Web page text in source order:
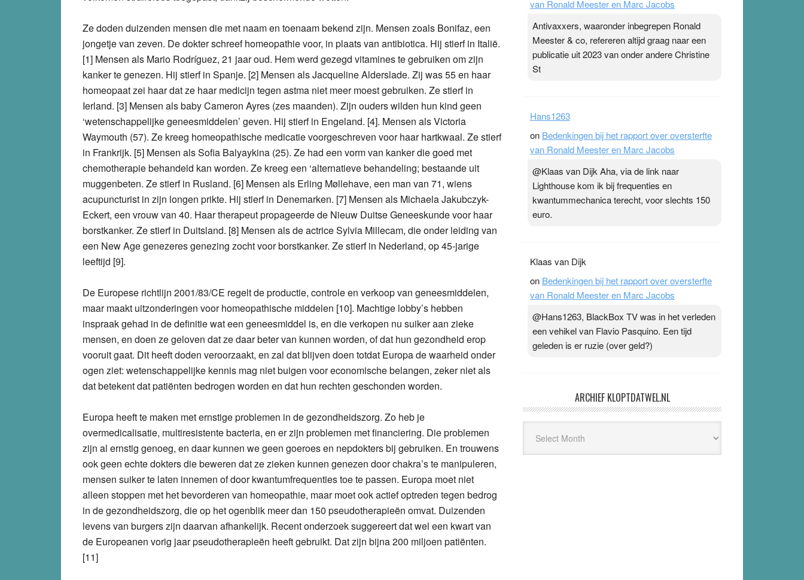
Ze doden duizenden mensen die met naam en toenaam bekend zijn. Mensen zoals Bonifaz, een
jongetje van zeven. De dokter schreef homeopathie voor, in plaats van antibiotica. Hij stierf in Italië.
[1] Mensen als Mario Rodríguez, 21 jaar oud. Hem werd gezegd vitamines te gebruiken om zijn
kanker te genezen. Hij stierf in Spanje. [2] Mensen als Jacqueline Alderslade. Zij was 55 en haar
homeopaat zei haar dat ze haar medicijn tegen astma niet meer moest gebruiken. Ze stierf in
Ierland. [3] Mensen als baby Cameron Ayres (zes maanden). Zijn ouders wilden hun kind geen
‘wetenschappelijke geneesmiddelen’ geven. Hij stierf in Engeland. [4]. Mensen als Victoria
Waymouth (57). Ze kreeg homeopathische medicatie voorgeschreven voor haar hartkwaal. Ze stierf
in Frankrijk. [5] Mensen als Sofia Balyaykina (25). Ze had een vorm van kanker die goed met
chemotherapie behandeld kan worden. Ze kreeg een ‘alternatieve behandeling; bestaande uit
muggenbeten. Ze stierf in Rusland. [6] Mensen als Erling Møllehave, een man van 71, wiens
acupuncturist in zijn longen prikte. Hij stierf in Denemarken. [7] Mensen als Michaela Jakubczyk-
Eckert, een vrouw van 40. Haar therapeut propageerde de Nieuw Duitse Geneeskunde voor haar
borstkanker. Ze stierf in Duitsland. [8] Mensen als de actrice Sylvia Millecam, die onder leiding van
een New Age genezeres genezing zocht voor borstkanker. Ze stierf in Nederland, op 45-jarige
leeftijd [9].
De Europese richtlijn 2001/83/CE regelt de productie, controle en verkoop van geneesmiddelen,
maar maakt uitzonderingen voor homeopathische middelen [10]. Machtige lobby’s hebben
inspraak gehad in de definitie wat een geneesmiddel is, en die verkopen nu suiker aan zieke
mensen, en doen ze geloven dat ze daar beter van kunnen worden, of dat hun gezondheid erop
vooruit gaat. Dit heeft doden veroorzaakt, en zal dat blijven doen totdat Europa de waarheid onder
ogen ziet: wetenschappelijke kennis mag niet buigen voor economische belangen, zeker niet als
dat betekent dat patiënten bedrogen worden en dat hun rechten geschonden worden.
Europa heeft te maken met ernstige problemen in de gezondheidszorg. Zo heb je
overmedicalisatie, multiresistente bacteria, en er zijn problemen met financiering. Die problemen
zijn al ernstig genoeg, en daar kunnen we geen goeroes en nepdokters bij gebruiken. En trouwens
ook geen echte dokters die beweren dat ze zieken kunnen genezen door chakra’s te manipuleren,
mensen suiker te laten innemen of door kwantumfrequenties toe te passen. Europa moet niet
alleen stoppen met het bevorderen van homeopathie, maar moet ook actief optreden tegen bedrog
in de gezondheidszorg, die op het ogenblik meer dan 150 pseudotherapieën omvat. Duizenden
levens van burgers zijn daarvan afhankelijk. Recent onderzoek suggereert dat wel een kwart van
de Europeanen vorig jaar pseudotherapieën heeft gebruikt. Dat zijn bijna 200 miljoen patiënten.
[11]
van Ronald Meester en Marc Jacobs
Antivaxxers, waaronder inbegrepen Ronald
Meester & co, refereren altijd graag naar een
publicatie uit 2023 van onder andere Christine
St
Hans1263
on Bedenkingen bij het rapport over oversterfte
van Ronald Meester en Marc Jacobs
@Klaas van Dijk Aha, via de link naar
Lighthouse kom ik bij frequenties en
kwantummechanica terecht, voor slechts 150
euro.
Klaas van Dijk
on Bedenkingen bij het rapport over oversterfte
van Ronald Meester en Marc Jacobs
@Hans1263, BlackBox TV was in het verleden
een vehikel van Flavio Pasquino. Een tijd
geleden is er ruzie (over geld?)
ARCHIEF KLOPTDATWEL.NL
Kloptdatwel.nl